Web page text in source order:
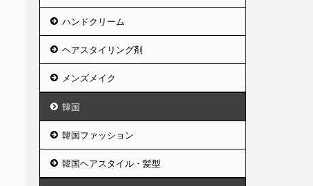
ハンドクリーム
ヘアスタイリング剤
メンズメイク
韓国
韓国ファッション
韓国ヘアスタイル・髪型